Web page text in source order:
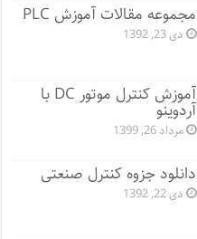
مجموعه مقالات آموزش PLC
دی 23, 1392
آموزش کنترل موتور DC با
آردوینو
مرداد 26, 1399
دانلود جزوه کنترل صنعتی
دی 22, 1392